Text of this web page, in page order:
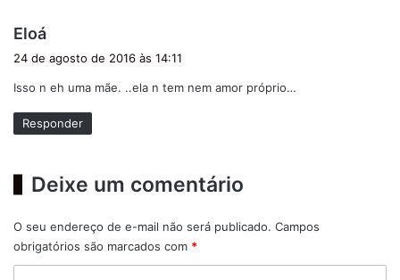
Eloá
s
e
:
24 de agosto de 2016 às 14:11
Isso n eh uma mãe. ..ela n tem nem amor próprio…
Responder
Deixe um comentário
O seu endereço de e-mail não será publicado. Campos
obrigatórios são marcados com *